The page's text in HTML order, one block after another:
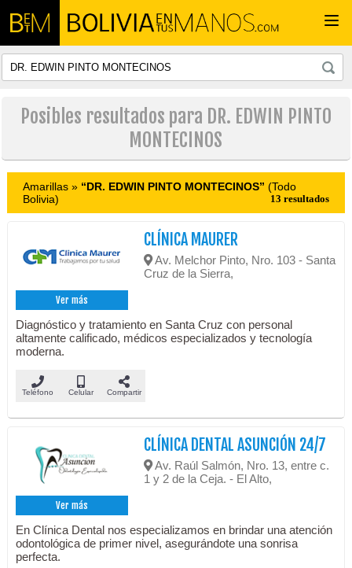
Posibles resultados para DR. EDWIN PINTO
MONTECINOS
Amarillas » “DR. EDWIN PINTO MONTECINOS” (Todo
Bolivia)
13 resultados
Ver más
CLÍNICA MAURER
Av. Melchor Pinto, Nro. 103 - Santa
Cruz de la Sierra,
Diagnóstico y tratamiento en Santa Cruz con personal
altamente calificado, médicos especializados y tecnología
moderna.
Teléfono Celular Compartir
Ver más
CLÍNICA DENTAL ASUNCIÓN 24/7
Av. Raúl Salmón, Nro. 13, entre c.
1 y 2 de la Ceja. - El Alto,
En Clínica Dental nos especializamos en brindar una atención
odontológica de primer nivel, asegurándote una sonrisa
perfecta.